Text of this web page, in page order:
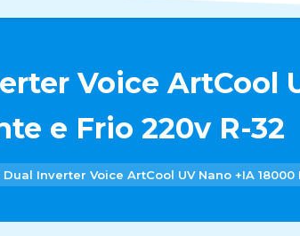
Voice ArtCool
e Frio 220v R-32
Inverter Voice ArtCool UV Nano +IA